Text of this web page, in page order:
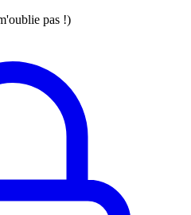
pas !)